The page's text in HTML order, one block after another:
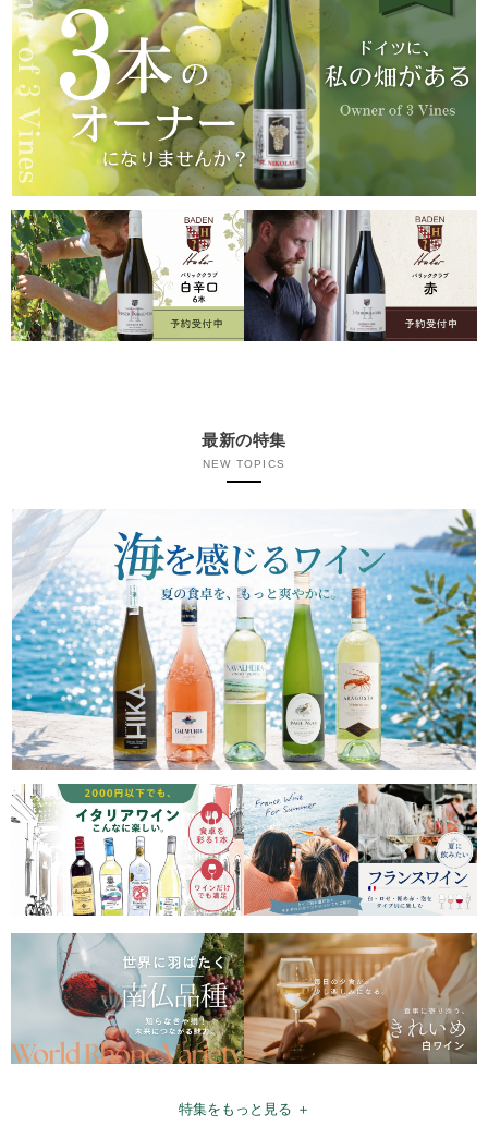
最新の特集
NEW TOPICS
特集をもっと見る ＋